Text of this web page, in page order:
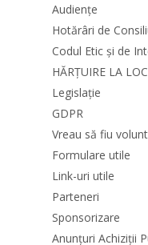
Audiențe
Hotărâri de
Codul Etic și de
HĂRȚUIRE LA
Legislație
GDPR
Vreau să fiu
Formulare utile
Link-uri utile
Parteneri
Sponsorizare
Anunțuri Achiziții